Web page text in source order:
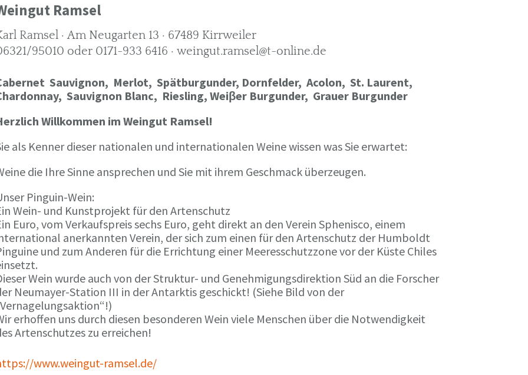
Ramsel
Ramsel · Am Neugarten 13 · 67489 Kirrweiler
95010 oder 0171-933 6416 · weingut.ramsel@t-online.de
Sauvignon, Merlot, Spätburgunder, Dornfelder, Acolon, St. Laurent,
Sauvignon Blanc, Riesling, Weiβer Burgunder, Grauer Burgunder
Willkommen im Weingut Ramsel!
als Kenner dieser nationalen und internationalen Weine wissen was Sie erwartet:
die Ihre Sinne ansprechen und Sie mit ihrem Geschmack überzeugen.
Pinguin-Wein:
Wein- und Kunstprojekt für den Artenschutz
Euro, vom Verkaufspreis sechs Euro, geht direkt an den Verein Sphenisco, einem
anerkannten Verein, der sich zum einen für den Artenschutz der Humboldt
und zum Anderen für die Errichtung einer Meeresschutzzone vor der Küste Chiles
Wein wurde auch von der Struktur- und Genehmigungsdirektion Süd an die Forscher
Neumayer-Station III in der Antarktis geschickt! (Siehe Bild von der
erhoffen uns durch diesen besonderen Wein viele Menschen über die Notwendigkeit
Artenschutzes zu erreichen!
www.weingut-ramsel.de/